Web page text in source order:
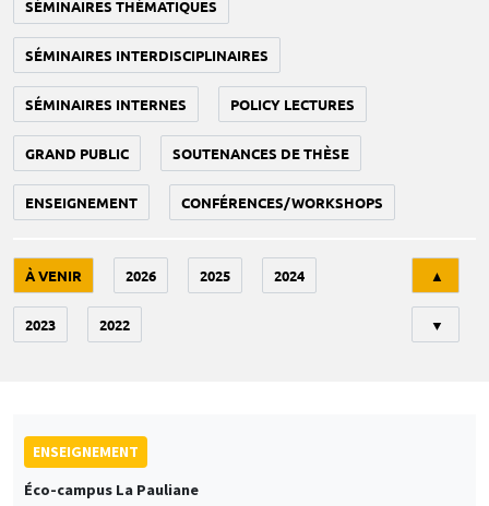
SÉMINAIRES THÉMATIQUES
SÉMINAIRES INTERDISCIPLINAIRES
SÉMINAIRES INTERNES POLICY LECTURES
GRAND PUBLIC SOUTENANCES DE THÈSE
ENSEIGNEMENT CONFÉRENCES/WORKSHOPS
À VENIR 2026 2025 2024
2023 2022
▲
▼
ENSEIGNEMENT
Éco-campus La Pauliane